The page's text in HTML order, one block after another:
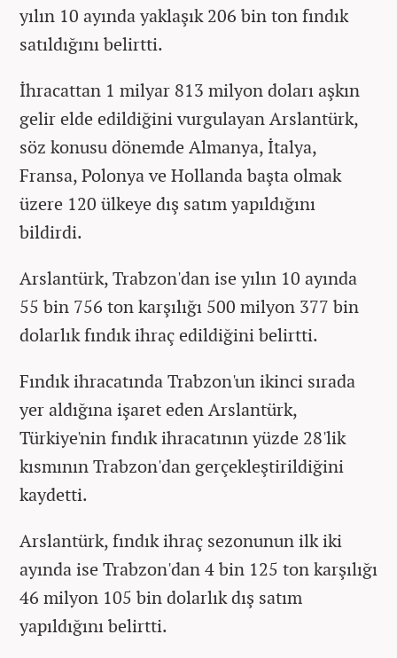
yılın 10 ayında yaklaşık 206 bin ton fındık
satıldığını belirtti.
İhracattan 1 milyar 813 milyon doları aşkın
gelir elde edildiğini vurgulayan Arslantürk,
söz konusu dönemde Almanya, İtalya,
Fransa, Polonya ve Hollanda başta olmak
üzere 120 ülkeye dış satım yapıldığını
bildirdi.
Arslantürk, Trabzon'dan ise yılın 10 ayında
55 bin 756 ton karşılığı 500 milyon 377 bin
dolarlık fındık ihraç edildiğini belirtti.
Fındık ihracatında Trabzon'un ikinci sırada
yer aldığına işaret eden Arslantürk,
Türkiye'nin fındık ihracatının yüzde 28'lik
kısmının Trabzon'dan gerçekleştirildiğini
kaydetti.
Arslantürk, fındık ihraç sezonunun ilk iki
ayında ise Trabzon'dan 4 bin 125 ton karşılığı
46 milyon 105 bin dolarlık dış satım
yapıldığını belirtti.